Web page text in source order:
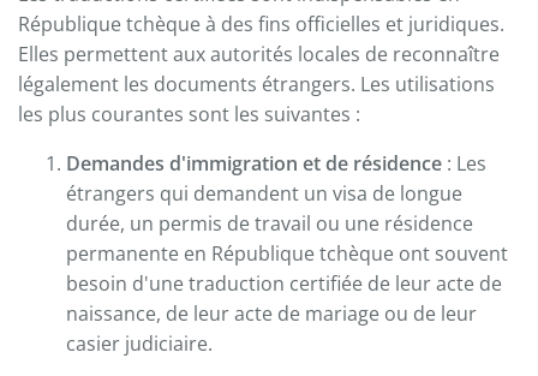
République tchèque à des fins officielles et juridiques.
Elles permettent aux autorités locales de reconnaître
légalement les documents étrangers. Les utilisations
les plus courantes sont les suivantes :
Demandes d'immigration et de résidence : Les
étrangers qui demandent un visa de longue
durée, un permis de travail ou une résidence
permanente en République tchèque ont souvent
besoin d'une traduction certifiée de leur acte de
naissance, de leur acte de mariage ou de leur
casier judiciaire.